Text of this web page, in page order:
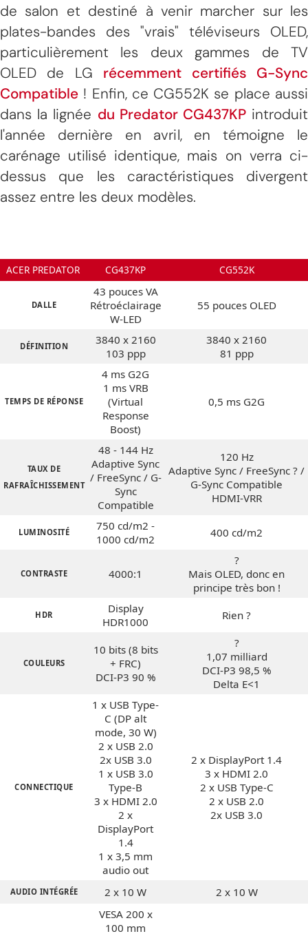
de salon et destiné à venir marcher sur les
plates-bandes des "vrais" téléviseurs OLED,
particulièrement les deux gammes de TV
OLED de LG récemment certifiés G-Sync
Compatible ! Enfin, ce CG552K se place aussi
dans la lignée du Predator CG437KPintroduit
l'année dernière en avril, en témoigne le
carénage utilisé identique, mais on verra ci-
dessus que les caractéristiques divergent
assez entre les deux modèles.
ACER PREDATOR CG437KP CG552K
DALLE
43 pouces VA
Rétroéclairage
W-LED
55 pouces OLED
DÉFINITION
3840 x 2160
103 ppp
3840 x 2160
81 ppp
TEMPS DE RÉPONSE
4 ms G2G
1 ms VRB
(Virtual
Response
Boost)
0,5 ms G2G
TAUX DE
RAFRAÎCHISSEMENT
48 - 144 Hz
Adaptive Sync
/ FreeSync / G-
Sync
Compatible
120 Hz
Adaptive Sync / FreeSync ? /
G-Sync Compatible
HDMI-VRR
LUMINOSITÉ
750 cd/m2 -
1000 cd/m2
400 cd/m2
CONTRASTE 4000:1
?
Mais OLED, donc en
principe très bon !
HDR
Display
HDR1000
Rien ?
COULEURS
10 bits (8 bits
+ FRC)
DCI-P3 90 %
?
1,07 milliard
DCI-P3 98,5 %
Delta E<1
CONNECTIQUE
1 x USB Type-
C (DP alt
mode, 30 W)
2 x USB 2.0
2x USB 3.0
1 x USB 3.0
Type-B
3 x HDMI 2.0
2 x
DisplayPort
1.4
1 x 3,5 mm
audio out
2 x DisplayPort 1.4
3 x HDMI 2.0
2 x USB Type-C
2 x USB 2.0
2x USB 3.0
AUDIO INTÉGRÉE 2 x 10 W 2 x 10 W
VESA 200 x
100 mm